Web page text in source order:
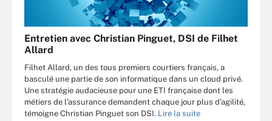
Entretien avec Christian Pinguet, DSI de Filhet
Allard
Filhet Allard, un des tous premiers courtiers français, a
basculé une partie de son informatique dans un cloud privé.
Une stratégie audacieuse pour une ETI française dont les
métiers de l’assurance demandent chaque jour plus d’agilité,
témoigne Christian Pinguet son DSI. Lire la suite